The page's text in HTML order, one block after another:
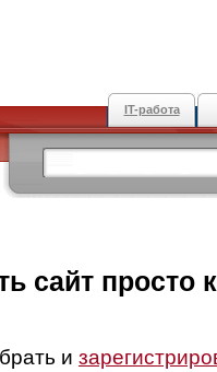
IT-работа
сайт просто
и